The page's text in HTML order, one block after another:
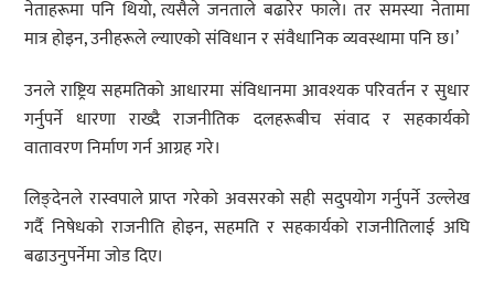
नेताहरूमा पनि थियो, त्यसैले जनताले बढारेर फाले। तर समस्या नेतामा
मात्र होइन, उनीहरूले ल्याएको संविधान र संवैधानिक व्यवस्थामा पनि छ।’
उनले राष्ट्रिय सहमतिको आधारमा संविधानमा आवश्यक परिवर्तन र सुधार
गर्नुपर्ने धारणा राख्दै राजनीतिक दलहरूबीच संवाद र सहकार्यको
वातावरण निर्माण गर्न आग्रह गरे।
लिङ्देनले रास्वपाले प्राप्त गरेको अवसरको सही सदुपयोग गर्नुपर्ने उल्लेख
गर्दै निषेधको राजनीति होइन, सहमति र सहकार्यको राजनीतिलाई अघि
बढाउनुपर्नेमा जोड दिए।